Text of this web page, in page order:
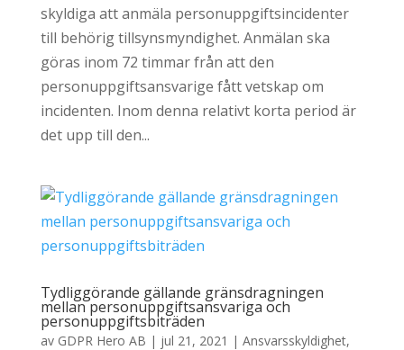
skyldiga att anmäla personuppgiftsincidenter
till behörig tillsynsmyndighet. Anmälan ska
göras inom 72 timmar från att den
personuppgiftsansvarige fått vetskap om
incidenten. Inom denna relativt korta period är
det upp till den...
Tydliggörande gällande gränsdragningen
mellan personuppgiftsansvariga och
personuppgiftsbiträden
av GDPR Hero AB | jul 21, 2021 | Ansvarsskyldighet,